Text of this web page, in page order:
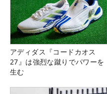
アディダス『コードカオス
27』は強烈な蹴りでパワーを
生む